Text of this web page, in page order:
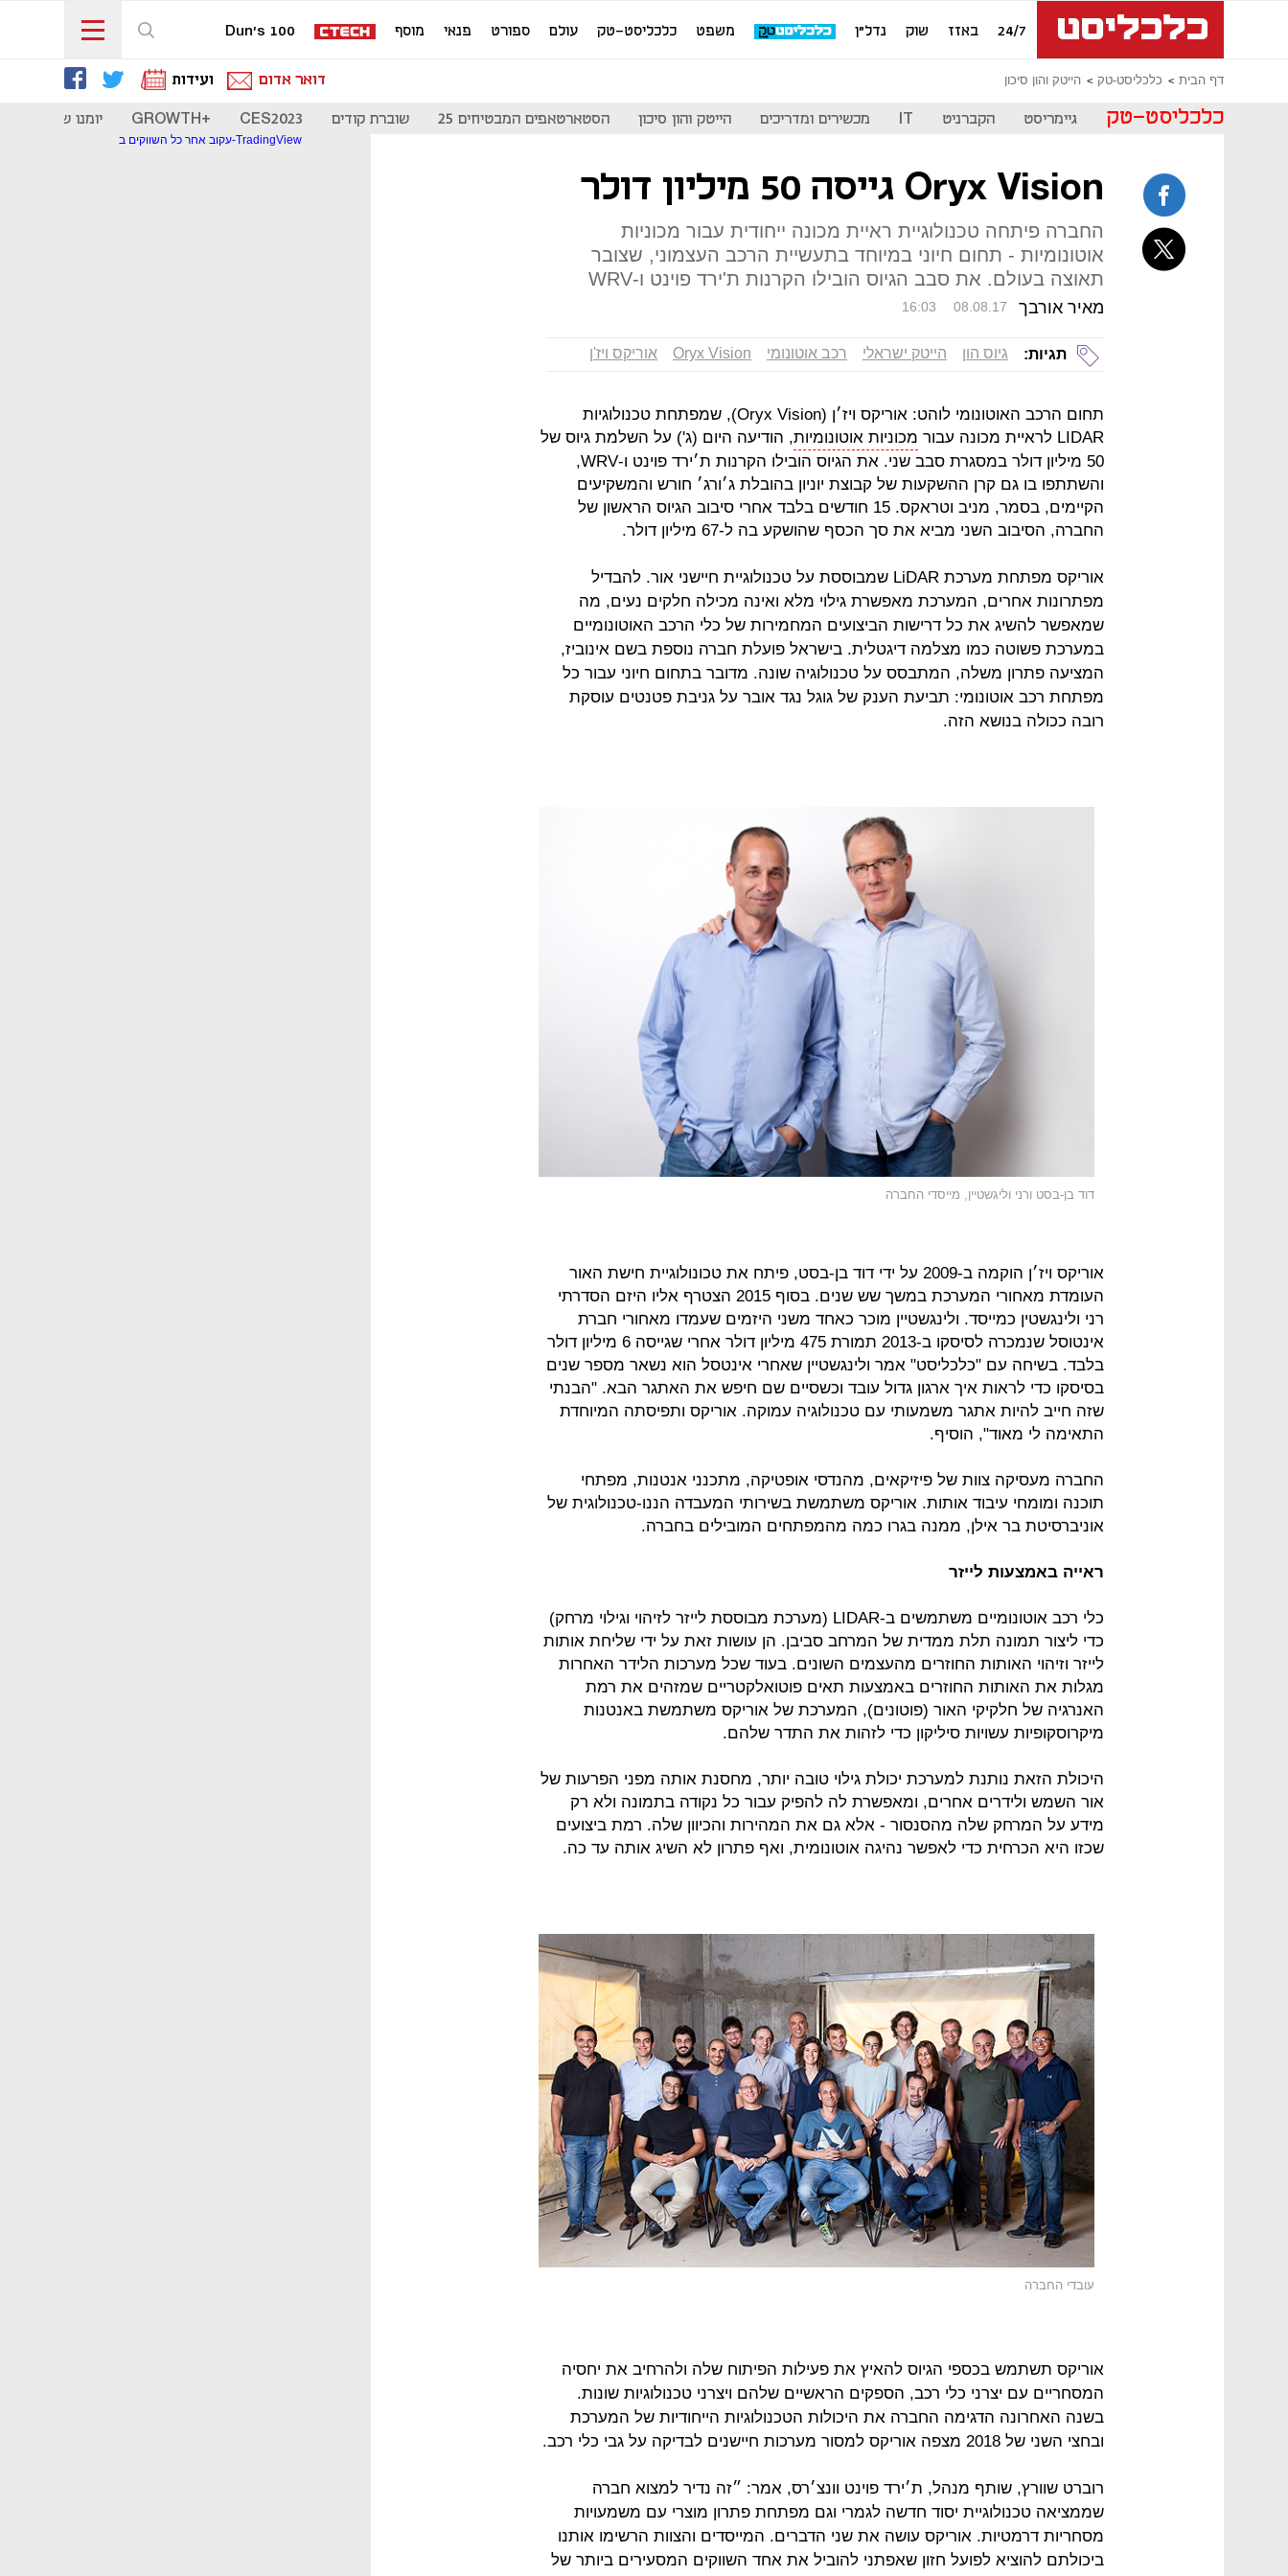
24/7 באזז שוק נדל"ן משפט כלכליסט-טק עולם ספורט פנאי מוסף Dun's 100
דף הבית כלכליסט-טק הייטק והון סיכון דואר אדום ועידות
כלכליסט-טק גיימריסט הקברניט IT מכשירים ומדריכים הייטק והון סיכון הסטארטאפים המבטיחים 25 שוברת קודים CES2023
+GROWTH יומנו של
Oryx Vision גייסה 50 מיליון דולר
החברה פיתחה טכנולוגיית ראיית מכונה ייחודית עבור מכוניות
אוטונומיות - תחום חיוני במיוחד בתעשיית הרכב העצמוני, שצובר
תאוצה בעולם. את סבב הגיוס הובילו הקרנות ת'ירד פוינט ו-WRV
מאיר אורבך 16:03 08.08.17
תגיות: גיוס הון הייטק ישראלי רכב אוטונומי Oryx Vision אוריקס ויז'ן
תחום הרכב האוטונומי לוהט: אוריקס ויז׳ן (Oryx Vision), שמפתחת טכנולוגיות
LIDAR לראיית מכונה עבור
מכוניות אוטונומיות, הודיעה היום (ג') על השלמת גיוס של
50 מיליון דולר במסגרת סבב שני. את הגיוס הובילו הקרנות ת׳ירד פוינט ו-WRV,
והשתתפו בו גם קרן ההשקעות של קבוצת יוניון בהובלת ג׳ורג׳ חורש והמשקיעים
הקיימים, בסמר, מניב וטראקס. 15 חודשים בלבד אחרי סיבוב הגיוס הראשון של
החברה, הסיבוב השני מביא את סך הכסף שהושקע בה ל-67 מיליון דולר.
אוריקס מפתחת מערכת LiDAR שמבוססת על טכנולוגיית חיישני אור. להבדיל
מפתרונות אחרים, המערכת מאפשרת גילוי מלא ואינה מכילה חלקים נעים, מה
שמאפשר להשיג את כל דרישות הביצועים המחמירות של כלי הרכב האוטונומיים
במערכת פשוטה כמו מצלמה דיגטלית. בישראל פועלת חברה נוספת בשם אינוביז,
המציעה פתרון משלה, המתבסס על טכנולוגיה שונה. מדובר בתחום חיוני עבור כל
מפתחת רכב אוטונומי: תביעת הענק של גוגל נגד אובר על גניבת פטנטים עוסקת
רובה ככולה בנושא הזה.
דוד בן-בסט ורני וליגשטיין, מייסדי החברה
אוריקס ויז׳ן הוקמה ב-2009 על ידי דוד בן-בסט, פיתח את טכונולוגיית חישת האור
העומדת מאחורי המערכת במשך שש שנים. בסוף 2015 הצטרף אליו היזם הסדרתי
רני ולינגשטין כמייסד. ולינגשטיין מוכר כאחד משני היזמים שעמדו מאחורי חברת
אינטוסל שנמכרה לסיסקו ב-2013 תמורת 475 מיליון דולר אחרי שגייסה 6 מיליון דולר
בלבד. בשיחה עם "כלכליסט" אמר ולינגשטיין שאחרי אינטסל הוא נשאר מספר שנים
בסיסקו כדי לראות איך ארגון גדול עובד וכשסיים שם חיפש את האתגר הבא. "הבנתי
שזה חייב להיות אתגר משמעותי עם טכנולוגיה עמוקה. אוריקס ותפיסתה המיוחדת
התאימה לי מאוד", הוסיף.
החברה מעסיקה צוות של פיזיקאים, מהנדסי אופטיקה, מתכנני אנטנות, מפתחי
תוכנה ומומחי עיבוד אותות. אוריקס משתמשת בשירותי המעבדה הננו-טכנולוגית של
אוניברסיטת בר אילן, ממנה בגרו כמה מהמפתחים המובילים בחברה.
ראייה באמצעות לייזר
כלי רכב אוטונומיים משתמשים ב-LIDAR (מערכת מבוססת לייזר לזיהוי וגילוי מרחק)
כדי ליצור תמונה תלת ממדית של המרחב סביבן. הן עושות זאת על ידי שליחת אותות
לייזר וזיהוי האותות החוזרים מהעצמים השונים. בעוד שכל מערכות הלידר האחרות
מגלות את האותות החוזרים באמצעות תאים פוטואלקטריים שמזהים את רמת
האנרגיה של חלקיקי האור (פוטונים), המערכת של אוריקס משתמשת באנטנות
מיקרוסקופיות עשויות סיליקון כדי לזהות את התדר שלהם.
היכולת הזאת נותנת למערכת יכולת גילוי טובה יותר, מחסנת אותה מפני הפרעות של
אור השמש ולידרים אחרים, ומאפשרת לה להפיק עבור כל נקודה בתמונה ולא רק
מידע על המרחק שלה מהסנסור - אלא גם את המהירות והכיוון שלה. רמת ביצועים
שכזו היא הכרחית כדי לאפשר נהיגה אוטונומית, ואף פתרון לא השיג אותה עד כה.
עובדי החברה
אוריקס תשתמש בכספי הגיוס להאיץ את פעילות הפיתוח שלה ולהרחיב את יחסיה
המסחריים עם יצרני כלי רכב, הספקים הראשיים שלהם ויצרני טכנולוגיות שונות.
בשנה האחרונה הדגימה החברה את היכולות הטכנולוגיות הייחודיות של המערכת
ובחצי השני של 2018 מצפה אוריקס למסור מערכות חיישנים לבדיקה על גבי כלי רכב.
רוברט שוורץ, שותף מנהל, ת׳ירד פוינט וונצ׳רס, אמר: ״זה נדיר למצוא חברה
שממציאה טכנולוגיית יסוד חדשה לגמרי וגם מפתחת פתרון מוצרי עם משמעויות
מסחריות דרמטיות. אוריקס עושה את שני הדברים. המייסדים והצוות הרשימו אותנו
ביכולתם להוציא לפועל חזון שאפתני להוביל את אחד השווקים המסעירים ביותר של
עקוב אחר כל השווקים ב-TradingView